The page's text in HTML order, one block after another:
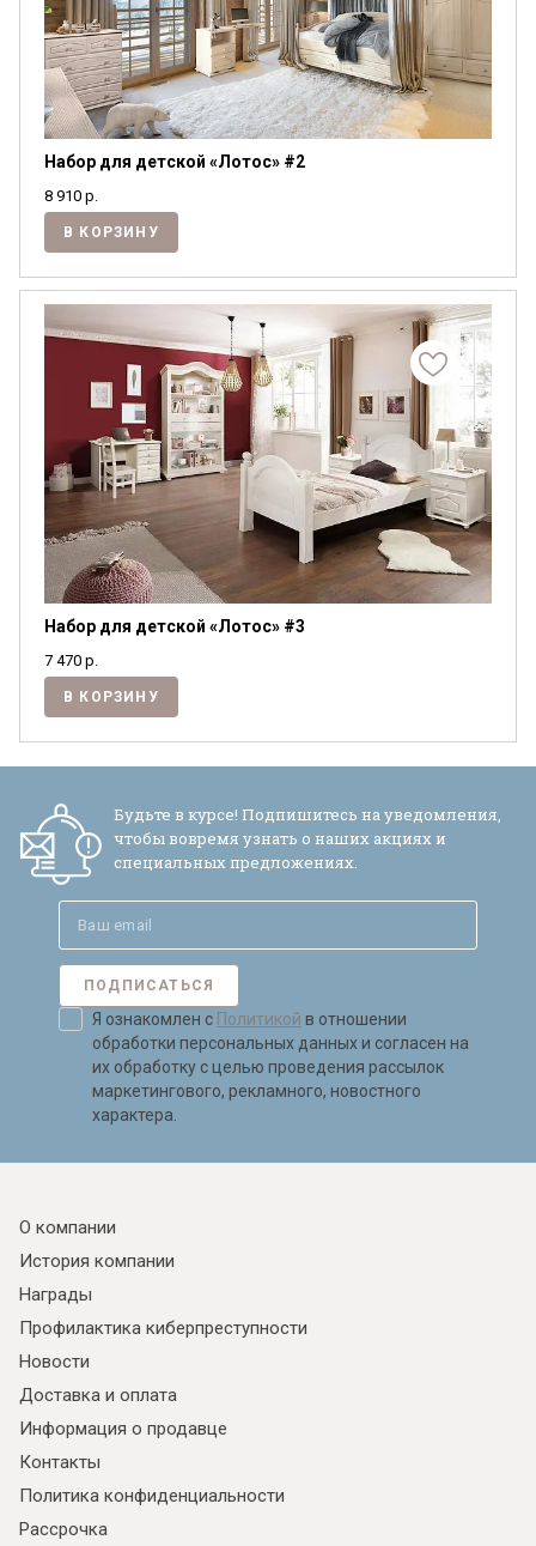
Я ознакомлен сПолитикой
в отношении
обработки персональных данных и
согласен на их обработку.
Набор для детской «Лотос» #2
8 910 р.
В КОРЗИНУ
Набор для детской «Лотос» #3
7 470 р.
В КОРЗИНУ
Будьте в курсе! Подпишитесь на уведомления,
чтобы вовремя узнать о наших акциях и
специальных предложениях.
ПОДПИСАТЬСЯ
Я ознакомлен с Политикой в отношении
обработки персональных данных и согласен на
их обработку с целью проведения рассылок
маркетингового, рекламного, новостного
характера.
О компании
История компании
Награды
Профилактика киберпреступности
Новости
Доставка и оплата
Информация о продавце
Контакты
Политика конфиденциальности
Рассрочка